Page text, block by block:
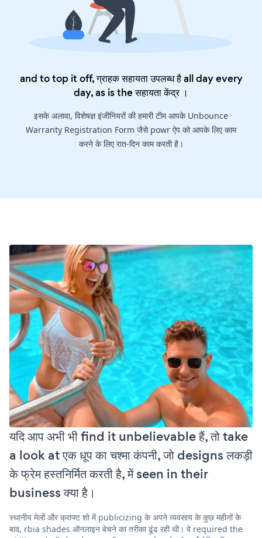
and to top it off, ग्राहक सहायता उपलब्ध है all day every
day, as is theसहायता केंद्र।
इसके अलावा, विशेषज्ञ इंजीनियरों की हमारी टीम आपके Unbounce
Warranty Registration Form जैसे powr ऐप को आपके लिए काम
करने के लिए रात-दिन काम करती है।
यदि आप अभी भी find it unbelievable हैं, तो take
a look at एक धूप का चश्मा कंपनी, जो designs लकड़ी
के फ्रेम हस्तनिर्मित करती है, में seen in their
business क्या है।
स्थानीय मेलों और क्राफ्ट शो में publicizing के अपने व्यवसाय के कुछ महीनों के
बाद, rbia shades ऑनलाइन बेचने का तरीका ढूंढ रही थी। वे required the